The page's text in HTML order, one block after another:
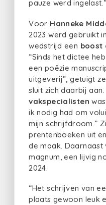
pauze werd ingelast.”
Voor Hanneke
2023 werd gebruikt
wedstrijd een boost
“Sinds het dictee
een poëzie
uitgeverij”, getuigt
sluit zich daarbij aan.
vakspecialisten
ik nodig had om
mijn schrijfdroom.”
prentenboeken uit
de maak. Daarnaast
magnum, een lijvig
2024.
“Het schrijven van
plaats gewoon leuk